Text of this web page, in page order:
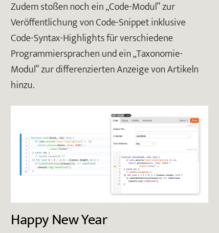
Zudem stoßen noch ein „Code-Modul“ zur
Veröffentlichung von Code-Snippet inklusive
Code-Syntax-Highlights für verschiedene
Programmiersprachen und ein „Taxonomie-
Modul“ zur differenzierten Anzeige von Artikeln
hinzu.
Happy New Year